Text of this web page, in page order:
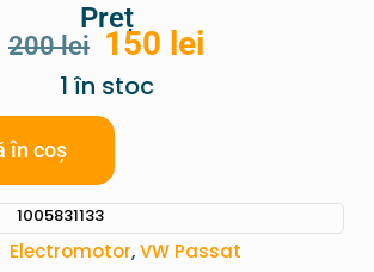
Preț
200lei 150 lei
1 în stoc
în coș
1005831133
Electromotor,VW Passat